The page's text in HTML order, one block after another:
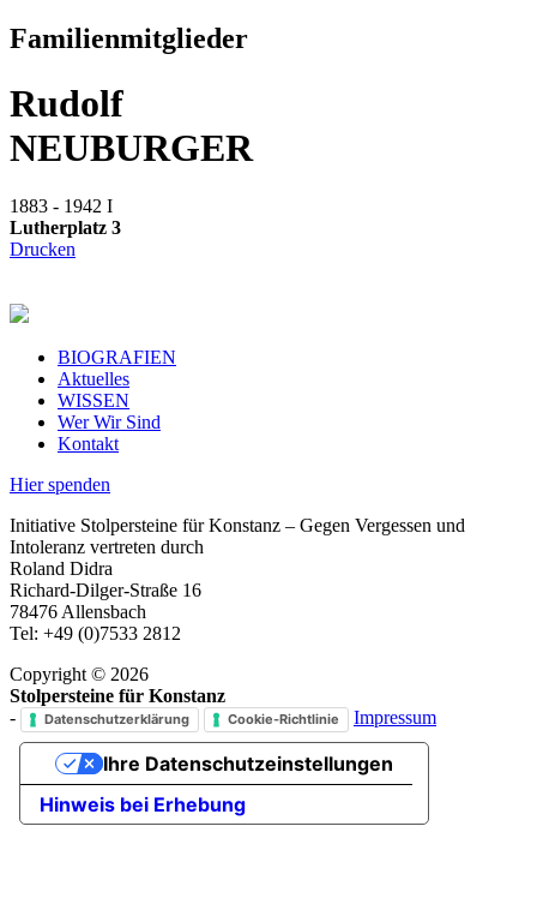
Familienmitglieder
Rudolf
NEUBURGER
1883 - 1942 I
Lutherplatz 3
Drucken
BIOGRAFIEN
Aktuelles
WISSEN
Wer Wir Sind
Kontakt
Hier spenden
Initiative Stolpersteine für Konstanz – Gegen Vergessen und
Intoleranz vertreten durch
Roland Didra
Richard-Dilger-Straße 16
78476 Allensbach
Tel: +49 (0)7533 2812
Copyright © 2026
Stolpersteine für Konstanz
-
Datenschutzerklärung Cookie-Richtlinie Impressum
Hinweis bei Erhebung
Ihre Datenschutzeinstellungen